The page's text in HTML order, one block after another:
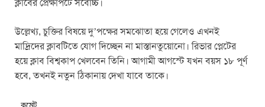
ক্লাবের প্রেক্ষাপটে সর্বোচ্চ।
উল্লেখ্য, চুক্তির বিষয়ে দু’পক্ষের সমঝোতা হয়ে গেলেও এখনই
মাদ্রিদের ক্লাবটিতে যোগ দিচ্ছেন না মাস্তানতুয়োনো। রিভার প্লেটের
হয়ে ক্লাব বিশ্বকাপ খেলবেন তিনি। আগামী আগস্টে যখন বয়স ১৮ পূর্ণ
হবে, তখনই নতুন ঠিকানায় দেখা যাবে তাকে।
কমেন্ট